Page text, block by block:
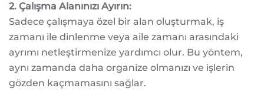
2. Çalışma Alanınızı Ayırın:
Sadece çalışmaya özel bir alan oluşturmak, iş
zamanı ile dinlenme veya aile zamanı arasındaki
ayrımı netleştirmenize yardımcı olur. Bu yöntem,
aynı zamanda daha organize olmanızı ve işlerin
gözden kaçmamasını sağlar.